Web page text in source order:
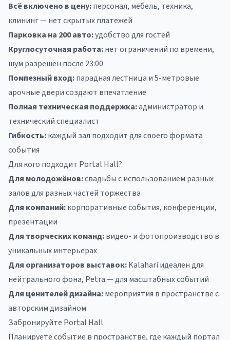
Всё включено в цену:персонал, мебель, техника,
клининг — нет скрытых платежей
Парковка на 200 авто:удобство для гостей
Круглосуточная работа:нет ограничений по времени,
шум разрешён после 23:00
Помпезный вход:парадная лестница и 5-метровые
арочные двери создают впечатление
Полная техническая поддержка:администратор и
технический специалист
Гибкость:каждый зал подходит для своего формата
события
Для кого подходит Portal Hall?
Для молодожёнов:свадьбы с использованием разных
залов для разных частей торжества
Для компаний:корпоративные события, конференции,
презентации
Для творческих команд:видео- и фотопроизводство в
уникальных интерьерах
Для организаторов выставок:Kalahari идеален для
нейтрального фона, Petra — для масштабных событий
Для ценителей дизайна:мероприятия в пространстве с
авторским дизайном
Забронируйте Portal Hall
Планируете событие в пространстве, где каждый портал